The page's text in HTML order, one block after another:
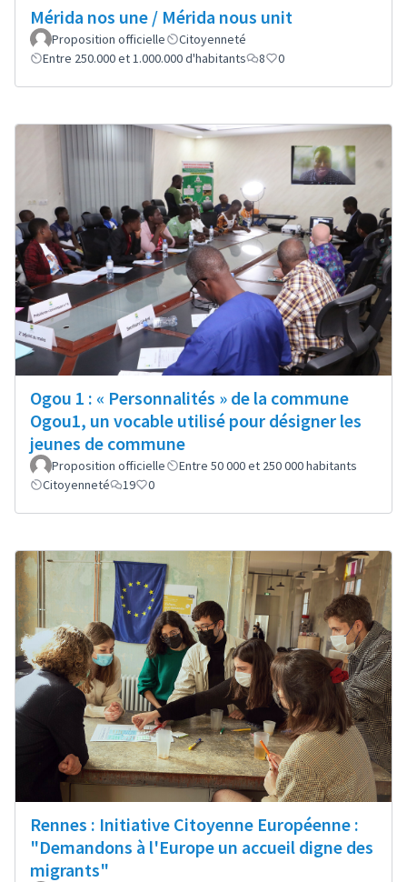
Mérida nos une / Mérida nous unit
Proposition officielle
Citoyenneté
Entre 250.000 et 1.000.000 d'habitants
8 0
Ogou 1 : « Personnalités » de la commune
Ogou1, un vocable utilisé pour désigner les
jeunes de commune
Proposition officielle
Entre 50 000 et 250 000 habitants
Citoyenneté
19 0
Rennes : Initiative Citoyenne Européenne :
"Demandons à l'Europe un accueil digne des
migrants"